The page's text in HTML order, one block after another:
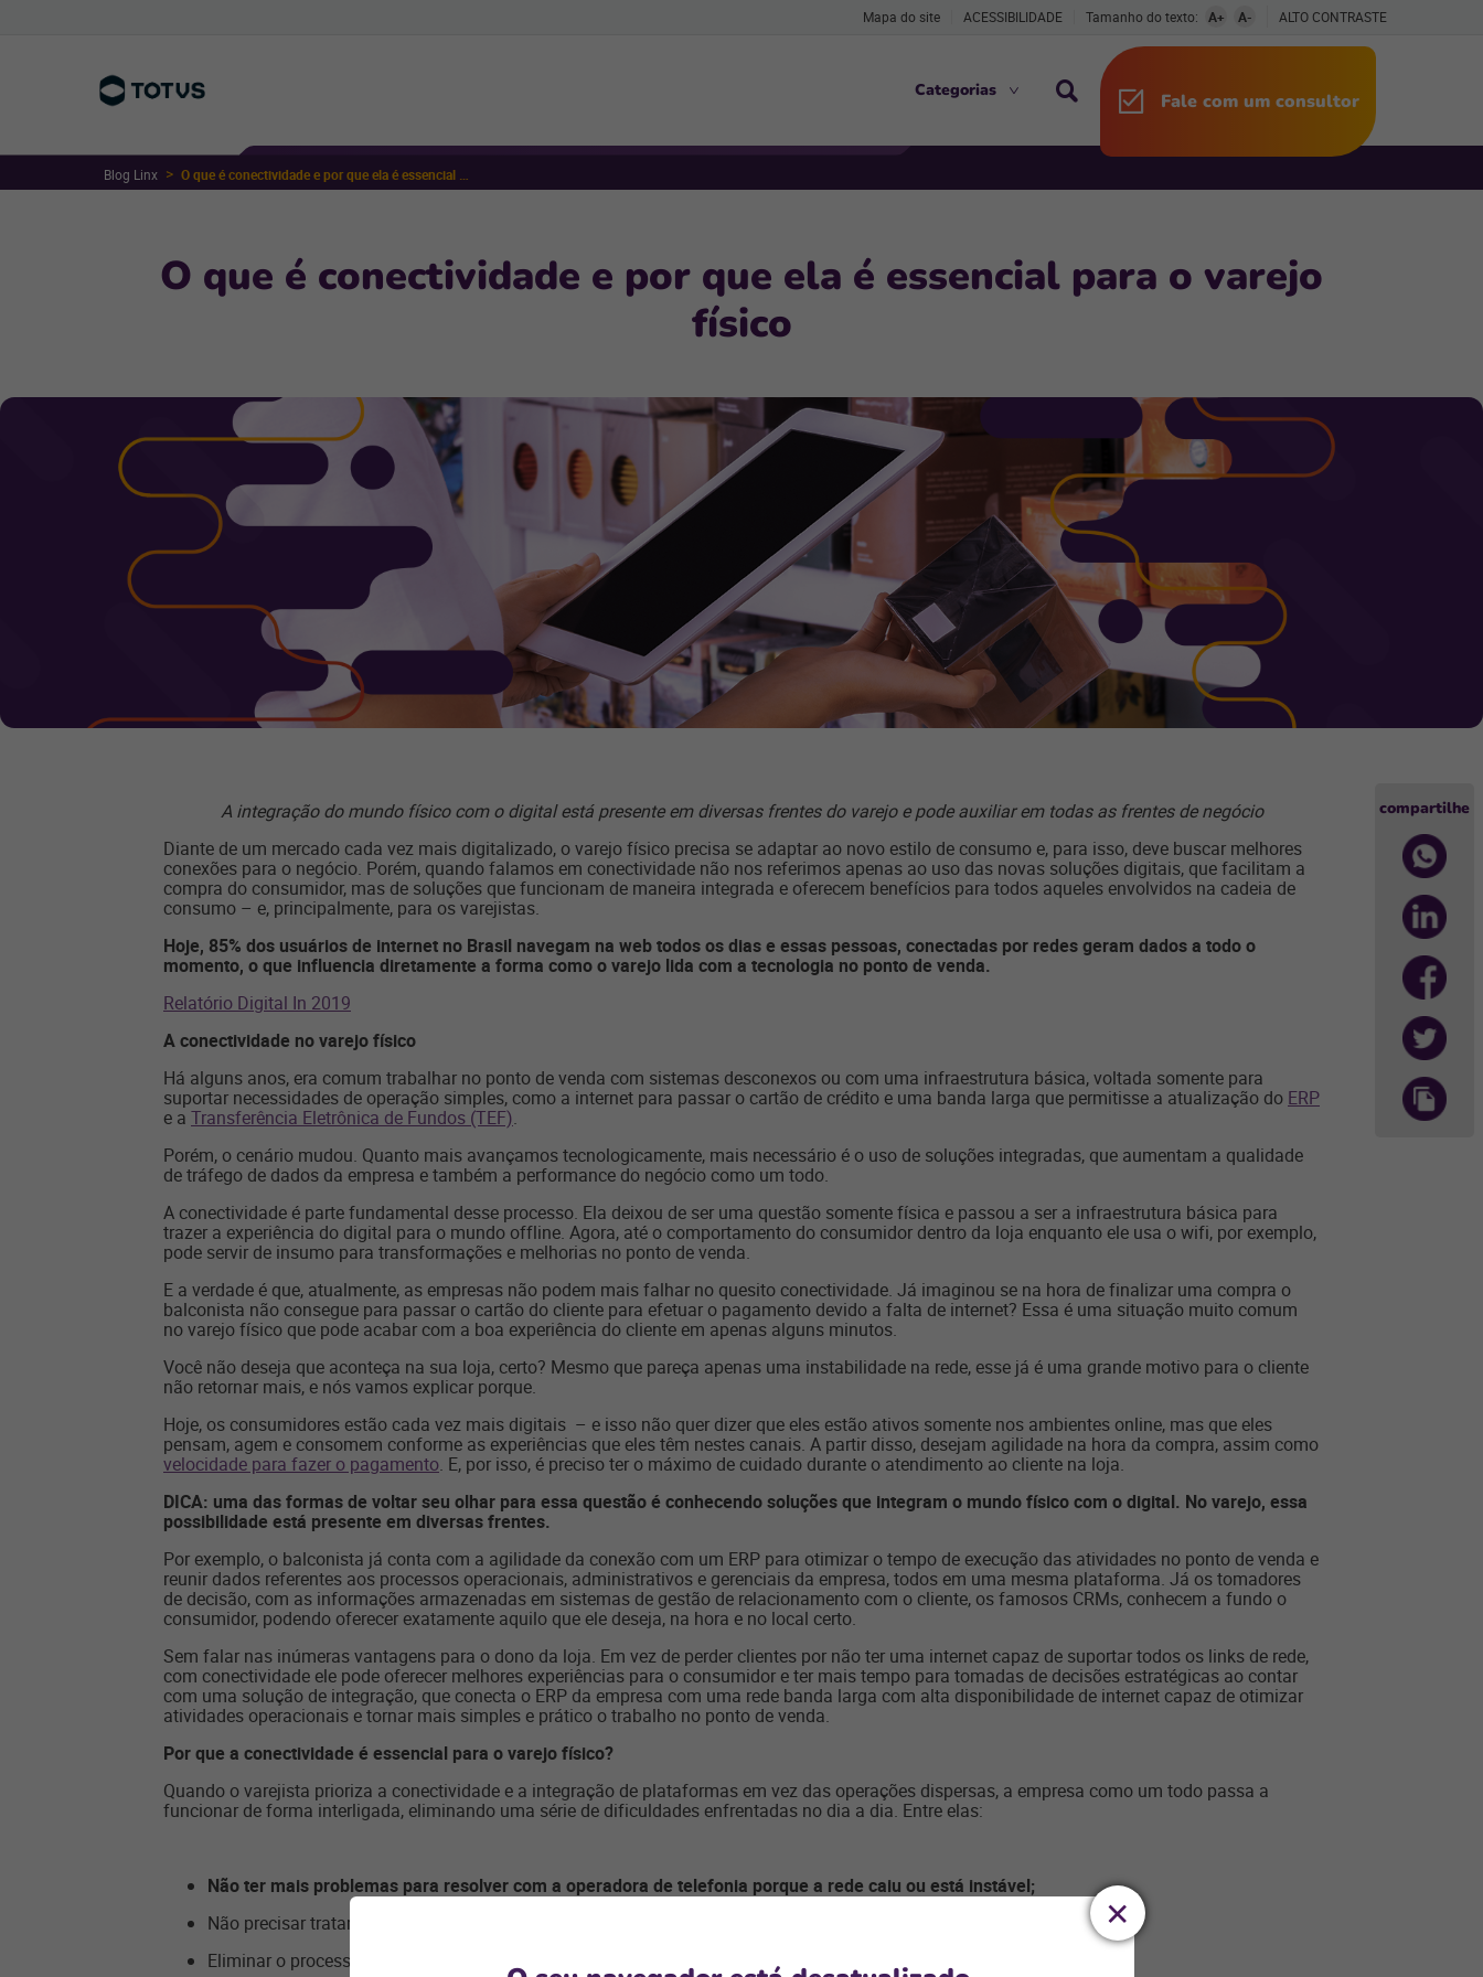
Mapa do site ACESSIBILIDADE Tamanho do texto: A+ A- ALTO CONTRASTE
Categorias Fale com um consultor
Blog Linx
O que é conectividade e por que ela é essencial para o varejo
físico
A integração do mundo físico com o digital está presente em diversas frentes do varejo e pode auxiliar em todas as frentes de negócio
Diante de um mercado cada vez mais digitalizado, o varejo físico precisa se adaptar ao novo estilo de consumo e, para isso, deve buscar melhores
conexões para o negócio. Porém, quando falamos em conectividade não nos referimos apenas ao uso das novas soluções digitais, que facilitam a
compra do consumidor, mas de soluções que funcionam de maneira integrada e oferecem benefícios para todos aqueles envolvidos na cadeia de
consumo – e, principalmente, para os varejistas.
Hoje, 85% dos usuários de internet no Brasil navegam na web todos os dias e essas pessoas, conectadas por redes geram dados a todo o
momento, o que influencia diretamente a forma como o varejo lida com a tecnologia no ponto de venda.
Relatório Digital In 2019
A conectividade no varejo físico
Há alguns anos, era comum trabalhar no ponto de venda com sistemas desconexos ou com uma infraestrutura básica, voltada somente para
suportar necessidades de operação simples, como a internet para passar o cartão de crédito e uma banda larga que permitisse a atualização do ERP
e a Transferência Eletrônica de Fundos (TEF).
Porém, o cenário mudou. Quanto mais avançamos tecnologicamente, mais necessário é o uso de soluções integradas, que aumentam a qualidade
de tráfego de dados da empresa e também a performance do negócio como um todo.
A conectividade é parte fundamental desse processo. Ela deixou de ser uma questão somente física e passou a ser a infraestrutura básica para
trazer a experiência do digital para o mundo offline. Agora, até o comportamento do consumidor dentro da loja enquanto ele usa o wifi, por exemplo,
pode servir de insumo para transformações e melhorias no ponto de venda.
E a verdade é que, atualmente, as empresas não podem mais falhar no quesito conectividade. Já imaginou se na hora de finalizar uma compra o
balconista não consegue para passar o cartão do cliente para efetuar o pagamento devido a falta de internet? Essa é uma situação muito comum
no varejo físico que pode acabar com a boa experiência do cliente em apenas alguns minutos.
Você não deseja que aconteça na sua loja, certo? Mesmo que pareça apenas uma instabilidade na rede, esse já é uma grande motivo para o cliente
não retornar mais, e nós vamos explicar porque.
Hoje, os consumidores estão cada vez mais digitais – e isso não quer dizer que eles estão ativos somente nos ambientes online, mas que eles
pensam, agem e consomem conforme as experiências que eles têm nestes canais. A partir disso, desejam agilidade na hora da compra, assim como
velocidade para fazer o pagamento. E, por isso, é preciso ter o máximo de cuidado durante o atendimento ao cliente na loja.
DICA: uma das formas de voltar seu olhar para essa questão é conhecendo soluções que integram o mundo físico com o digital. No varejo, essa
possibilidade está presente em diversas frentes.
Por exemplo, o balconista já conta com a agilidade da conexão com um ERP para otimizar o tempo de execução das atividades no ponto de venda e
reunir dados referentes aos processos operacionais, administrativos e gerenciais da empresa, todos em uma mesma plataforma. Já os tomadores
de decisão, com as informações armazenadas em sistemas de gestão de relacionamento com o cliente, os famosos CRMs, conhecem a fundo o
consumidor, podendo oferecer exatamente aquilo que ele deseja, na hora e no local certo.
Sem falar nas inúmeras vantagens para o dono da loja. Em vez de perder clientes por não ter uma internet capaz de suportar todos os links de rede,
com conectividade ele pode oferecer melhores experiências para o consumidor e ter mais tempo para tomadas de decisões estratégicas ao contar
com uma solução de integração, que conecta o ERP da empresa com uma rede banda larga com alta disponibilidade de internet capaz de otimizar
atividades operacionais e tornar mais simples e prático o trabalho no ponto de venda.
Por que a conectividade é essencial para o varejo físico?
Quando o varejista prioriza a conectividade e a integração de plataformas em vez das operações dispersas, a empresa como um todo passa a
funcionar de forma interligada, eliminando uma série de dificuldades enfrentadas no dia a dia. Entre elas:
Não ter mais problemas para resolver com a operadora de telefonia porque a rede caiu ou está instável;
Não precisar tratar com diversos fornecedores;
Eliminar o processo de controle de faturas.
compartilhe